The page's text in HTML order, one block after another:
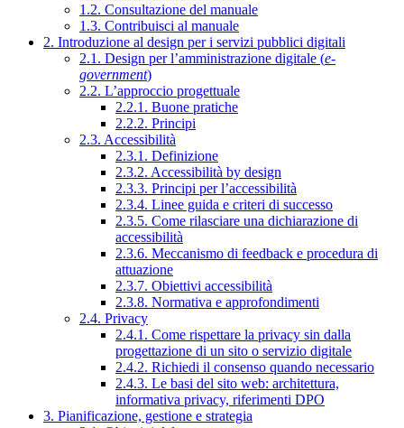
1.2. Consultazione del manuale
1.3. Contribuisci al manuale
2. Introduzione al design per i servizi pubblici digitali
2.1. Design per l’amministrazione digitale (e-
government)
2.2. L’approccio progettuale
2.2.1. Buone pratiche
2.2.2. Principi
2.3. Accessibilità
2.3.1. Definizione
2.3.2. Accessibilità by design
2.3.3. Principi per l’accessibilità
2.3.4. Linee guida e criteri di successo
2.3.5. Come rilasciare una dichiarazione di
accessibilità
2.3.6. Meccanismo di feedback e procedura di
attuazione
2.3.7. Obiettivi accessibilità
2.3.8. Normativa e approfondimenti
2.4. Privacy
2.4.1. Come rispettare la privacy sin dalla
progettazione di un sito o servizio digitale
2.4.2. Richiedi il consenso quando necessario
2.4.3. Le basi del sito web: architettura,
informativa privacy, riferimenti DPO
3. Pianificazione, gestione e strategia